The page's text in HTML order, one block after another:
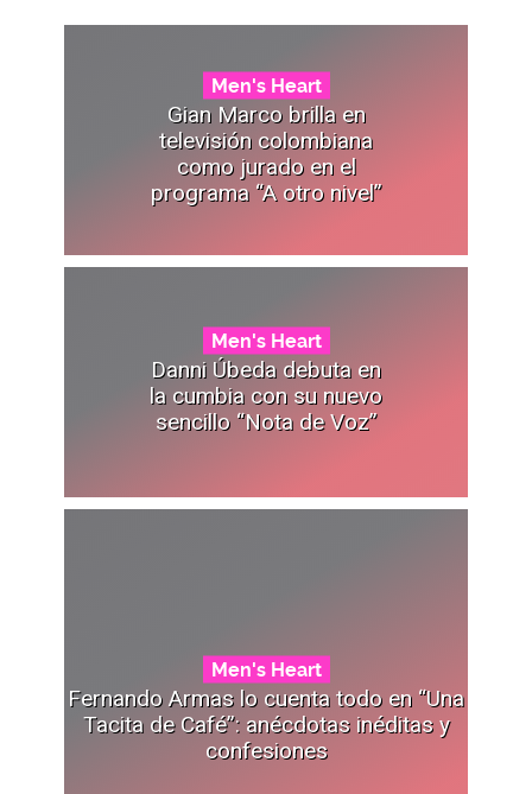
Men's Heart
Gian Marco brilla en
televisión colombiana
como jurado en el
programa “A otro nivel”
Men's Heart
Danni Úbeda debuta en
la cumbia con su nuevo
sencillo “Nota de Voz”
Men's Heart
Fernando Armas lo cuenta todo en “Una
Tacita de Café”: anécdotas inéditas y
confesiones